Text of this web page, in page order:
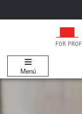
Menú